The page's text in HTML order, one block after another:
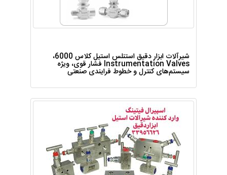
شیرآلات ابزار دقیق استنلس استیل کلاس 6000،
Instrumentation Valves فشار قوی، ویژه
سیستم‌های کنترل و خطوط فرایندی صنعتی